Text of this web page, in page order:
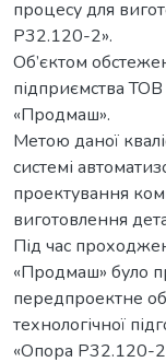
процесу для
Р32.120-2».
Об’єктом
підприємства ТОВ
«Продмаш».
Метою даної
системі
проектування
виготовлення
Під час
«Продмаш» було
передпроектне
технологічної
«Опора Р32.120-